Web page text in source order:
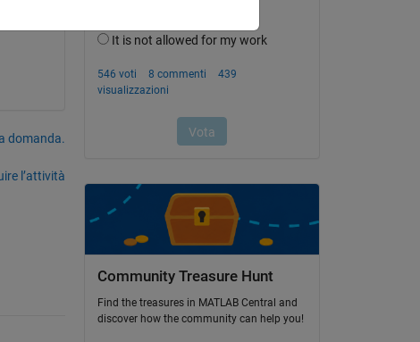
domanda.
l’attività
Community Treasure Hunt
Find the treasures in MATLAB Central and
discover how the community can help you!